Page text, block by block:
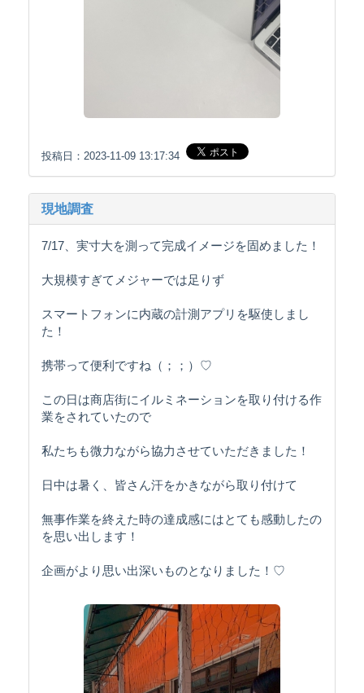
投稿日：2023-11-09 13:17:34
現地調査
7/17、実寸大を測って完成イメージを固めました！
大規模すぎてメジャーでは足りず
スマートフォンに内蔵の計測アプリを駆使しまし
た！
携帯って便利ですね（；；）♡
この日は商店街にイルミネーションを取り付ける作
業をされていたので
私たちも微力ながら協力させていただきました！
日中は暑く、皆さん汗をかきながら取り付けて
無事作業を終えた時の達成感にはとても感動したの
を思い出します！
企画がより思い出深いものとなりました！♡